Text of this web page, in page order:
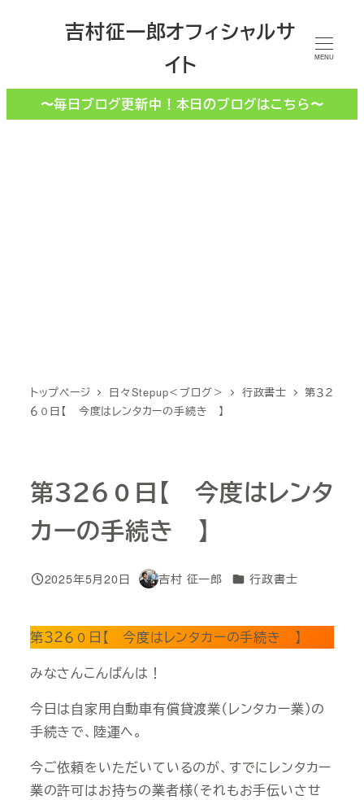
コ
吉村征一郎オフィシャルサ
イト
MENU
〜毎日ブログ更新中！本日のブログはこちら〜
トップページ 日々Stepup＜ブログ＞ 行政書士
第３２
６０日【 今度はレンタカーの手続き 】
第３２６０日【 今度はレンタ
カーの手続き 】
投稿日
2025年5月20日
著
吉村 征一郎 カテゴリー
行政書士
第３２６０日【 今度はレンタカーの手続き 】
みなさんこんばんは！
今日は自家用自動車有償貸渡業（レンタカー業）の
手続きで、陸運へ。
今ご依頼をいただいているのが、すでにレンタカー
業の許可はお持ちの業者様（それもお手伝いさせ